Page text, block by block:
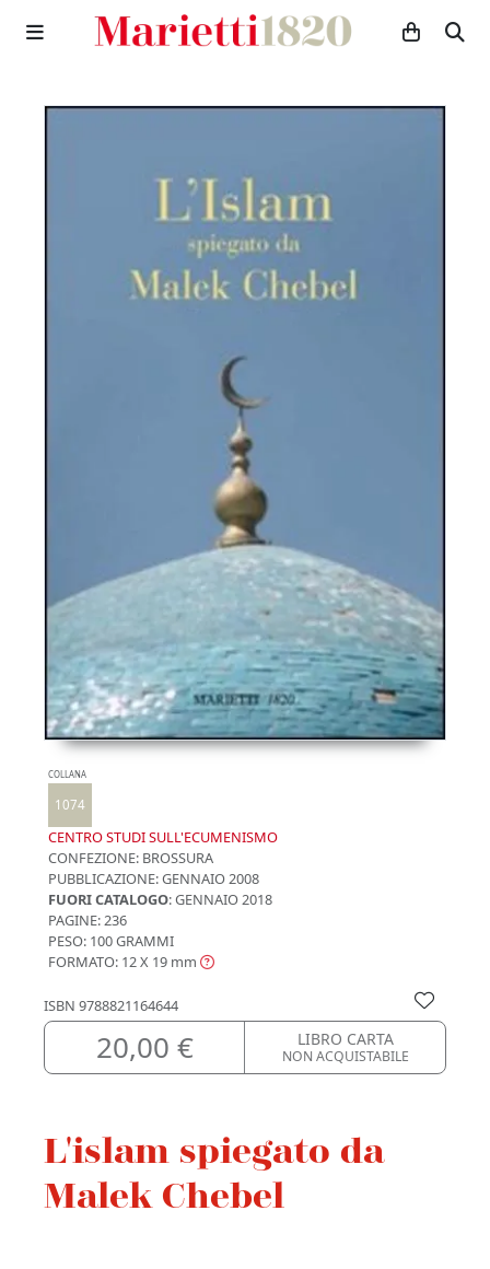
COLLANA
1074
CENTRO STUDI SULL'ECUMENISMO
CONFEZIONE: BROSSURA
PUBBLICAZIONE:GENNAIO 2008
FUORI CATALOGO: GENNAIO 2018
PAGINE: 236
PESO: 100 GRAMMI
FORMATO: 12 X 19 mm
ISBN 9788821164644
20,00 € LIBRO CARTA
NON ACQUISTABILE
L'islam spiegato da
Malek Chebel